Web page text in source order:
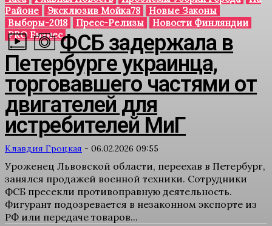
Районе
Эксклюзив Мойка78
Новые Законы
Выборы-2018
Пресс-Релизы
Новости Финляндии
PRO БизнесФСБ задержала в
Петербурге украинца,
торговавшего частями от
двигателей для
истребителей МиГ
Клавдия Гроцкая - 06.02.2026 09:55
Уроженец Львовской области, переехав в Петербург,
занялся продажей военной техники. Сотрудники
ФСБ пресекли противоправную деятельность.
Фигурант подозревается в незаконном экспорте из
РФ или передаче товаров...